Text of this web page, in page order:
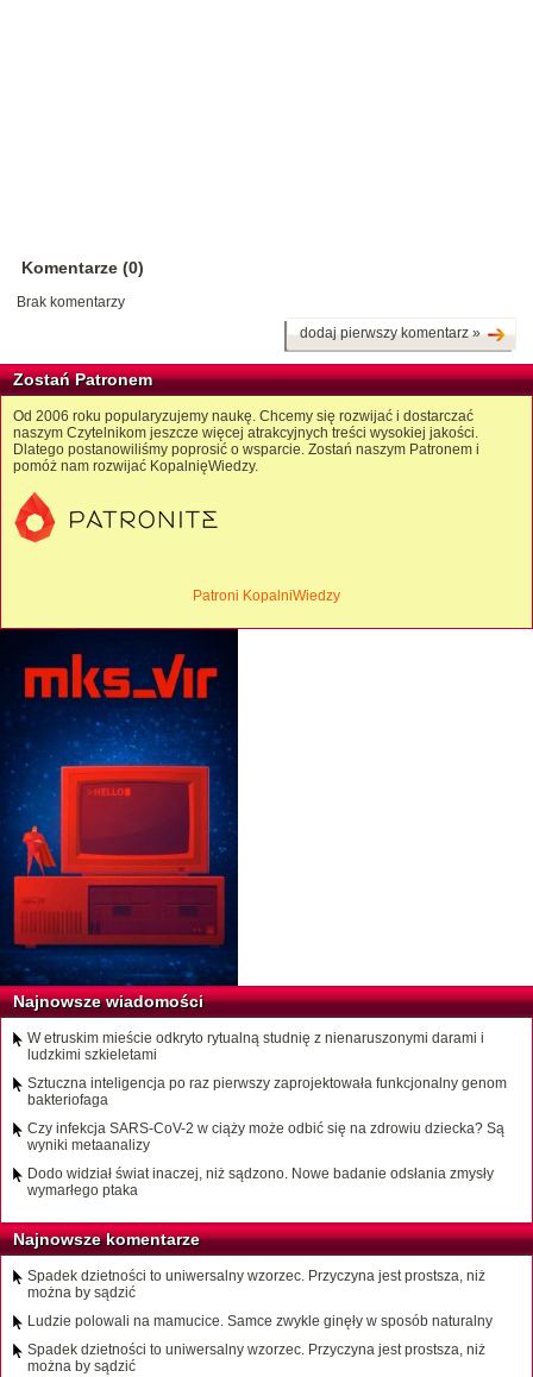
Komentarze (0)
Brak komentarzy
dodaj pierwszy komentarz »
Zostań Patronem
Od 2006 roku popularyzujemy naukę. Chcemy się rozwijać i dostarczać
naszym Czytelnikom jeszcze więcej atrakcyjnych treści wysokiej jakości.
Dlatego postanowiliśmy poprosić o wsparcie. Zostań naszym Patronem i
pomóż nam rozwijać KopalnięWiedzy.
Patroni KopalniWiedzy
Najnowsze wiadomości
W etruskim mieście odkryto rytualną studnię z nienaruszonymi darami i
ludzkimi szkieletami
Sztuczna inteligencja po raz pierwszy zaprojektowała funkcjonalny genom
bakteriofaga
Czy infekcja SARS-CoV-2 w ciąży może odbić się na zdrowiu dziecka? Są
wyniki metaanalizy
Dodo widział świat inaczej, niż sądzono. Nowe badanie odsłania zmysły
wymarłego ptaka
Najnowsze komentarze
Spadek dzietności to uniwersalny wzorzec. Przyczyna jest prostsza, niż
można by sądzić
Ludzie polowali na mamucice. Samce zwykle ginęły w sposób naturalny
Spadek dzietności to uniwersalny wzorzec. Przyczyna jest prostsza, niż
można by sądzić